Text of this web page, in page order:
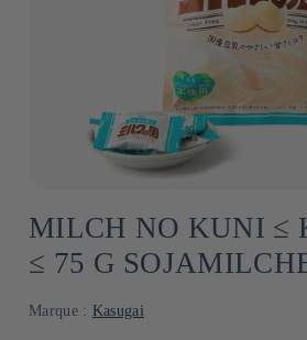
MILCH NO KUNI ≤
≤ 75 G
Marque : Kasugai